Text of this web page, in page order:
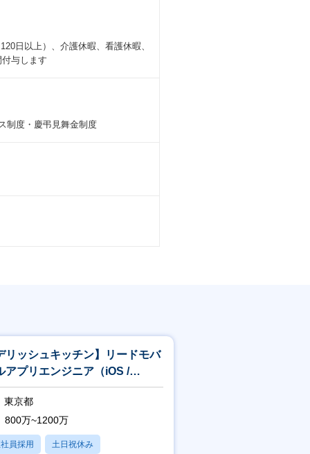
日以上）、介護休暇、看護休暇、
与します
制度・慶弔見舞金制度
リッシュキッチン】リードモバ
アプリエンジニア（iOS /
）
東京都
800万~1200万
員採用 土日祝休み